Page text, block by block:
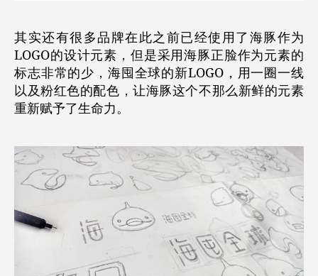
其实还有很多品牌在此之前已经使用了海豚作为
LOGO的设计元素，但是采用海豚正脸作为元素的
标志非常的少，海囤全球的新LOGO，用一圈一线
以及粉红色的配色，让海豚这个不那么新鲜的元素
重新赋予了生命力。